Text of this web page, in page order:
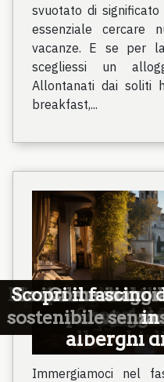
I paesaggi
viaggio
Le isole
svuotato di
essenziale cercare
vacanze. E se per
scegliessi un
Allontanati dai soliti
breakfast,...
Scopri il
alberghi
Immergiamoci nel
L'importanza del
per un
Il mistero della
Le isole minori
Come
sostenibile
Scopri il fascino
in